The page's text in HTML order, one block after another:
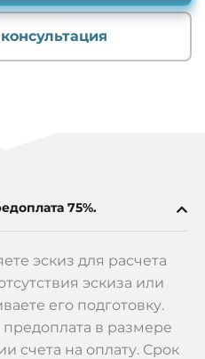
выдерживают погодные
с адресом в
улиц и номера домов.
на заказ с
улицы и номером,
таблички для
цене. Мы
75%.
эскиз для расчета
эскиза или
его подготовку.
в размере
счета на оплату. Срок